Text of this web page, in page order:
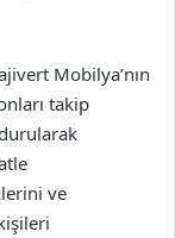
Mobilya’nın
takip
ve